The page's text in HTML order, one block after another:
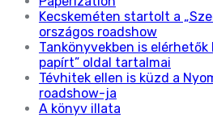
Kecskeméten startolt a
országos roadshow
Tankönyvekben is elérhetők
papírt” oldal tartalmai
Tévhitek ellen is küzd a
roadshow-ja
A könyv illata